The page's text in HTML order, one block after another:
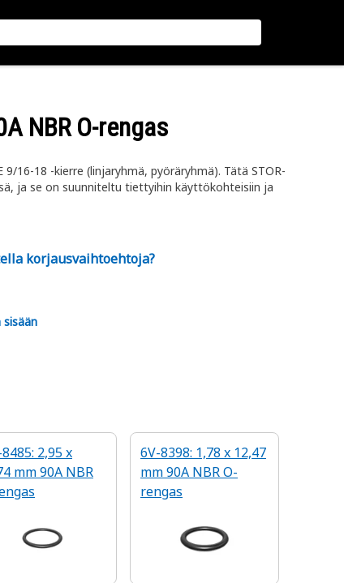
NBR O-rengas
16-18 -kierre (linjaryhmä, pyöräryhmä). Tätä STOR-
ja se on suunniteltu tiettyihin käyttökohteisiin ja
korjausvaihtoehtoja?
2,95 x
mm 90A NBR
6V-8398: 1,78 x 12,47
mm 90A NBR O-
rengas